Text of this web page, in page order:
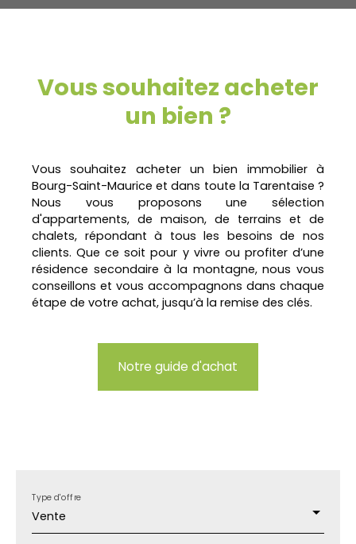
Vous souhaitez acheter
un bien ?
Vous souhaitez acheter un bien immobilier à
Bourg-Saint-Maurice et dans toute la Tarentaise ?
Nous vous proposons une sélection
d'appartements, de maison, de terrains et de
chalets, répondant à tous les besoins de nos
clients. Que ce soit pour y vivre ou profiter d’une
résidence secondaire à la montagne, nous vous
conseillons et vous accompagnons dans chaque
étape de votre achat, jusqu’à la remise des clés.
Notre guide d'achat
Vente
Type d'offre